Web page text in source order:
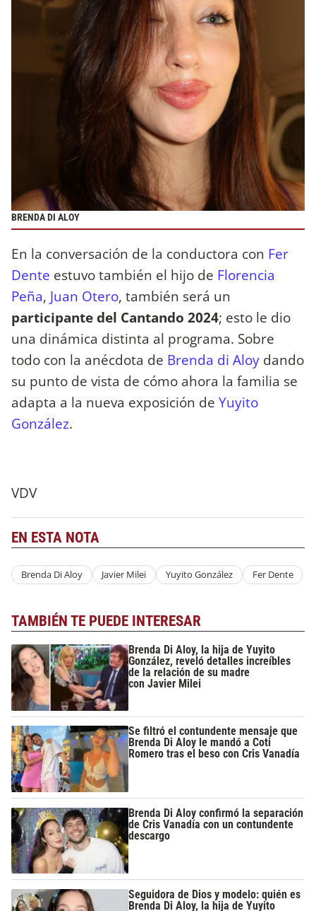
BRENDA DI ALOY
En la conversación de la conductora con Fer
Dente estuvo también el hijo de Florencia
Peña, Juan Otero, también será un
participante del Cantando 2024; esto le dio
una dinámica distinta al programa. Sobre
todo con la anécdota de Brenda di Aloy dando
su punto de vista de cómo ahora la familia se
adapta a la nueva exposición de Yuyito
González.
VDV
EN ESTA NOTA
Brenda Di Aloy Javier Milei Yuyito González Fer Dente
TAMBIÉN TE PUEDE INTERESAR
Brenda Di Aloy, la hija de Yuyito
González, reveló detalles increíbles
de la relación de su madre
con Javier Milei
Se filtró el contundente mensaje que
Brenda Di Aloy le mandó a Coti
Romero tras el beso con Cris Vanadía
Brenda Di Aloy confirmó la separación
de Cris Vanadía con un contundente
descargo
Seguidora de Dios y modelo: quién es
Brenda Di Aloy, la hija de Yuyito